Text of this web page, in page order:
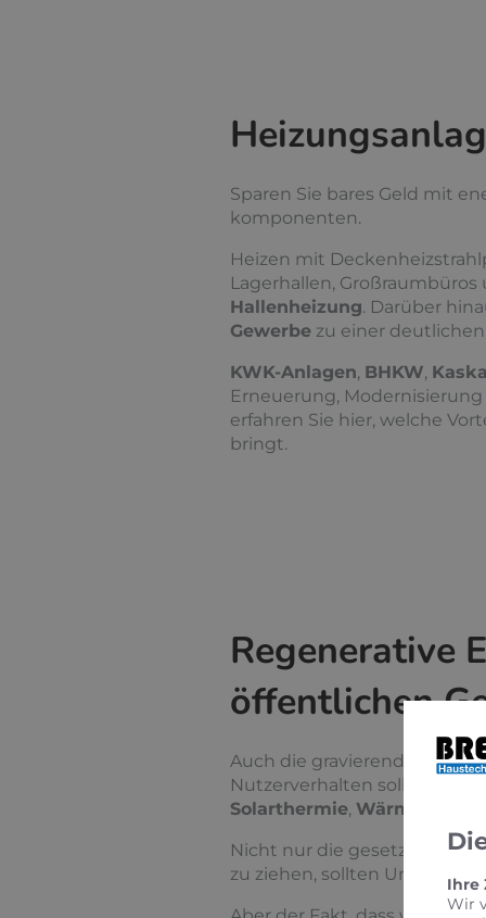
Sparen Sie bares Geld mit
komponenten.
Heizen mit
Lagerhallen,
Hallenheizung. Darüber
Gewerbe zu einer
KWK-Anlagen, BHKW,
Erneuerung,
erfahren Sie hier, welche
bringt.
Regenerative
öffentlichen
Auch die gravierenden
Nutzerverhalten sollten
Solarthermie,
Nicht nur die gesetzlichen
zu ziehen, sollten
Ihre
Wir